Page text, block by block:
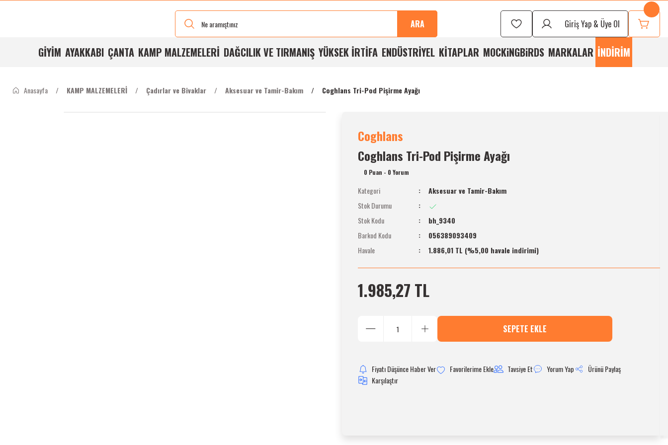
Ve Bedenleri
ile
Stoğumuzda
Buluşma
Kalite
Ücretsiz
Gün
İmkanı
ARA Giriş Yap & Üye Ol
GİYİM AYAKKABI ÇANTA KAMP MALZEMELERİ DAĞCILIK VE TIRMANIŞ YÜKSEK İRTİFA ENDÜSTRİYEL KİTAPLAR MOCKiNGBiRDS MARKALAR İNDİRİM
Anasayfa KAMP MALZEMELERİ Çadırlar ve Bivaklar Aksesuar ve Tamir-Bakım Coghlans Tri-Pod Pişirme Ayağı
Coghlans
Coghlans Tri-Pod Pişirme Ayağı
0 Puan - 0 Yorum
Kategori
Aksesuar ve Tamir-Bakım
Stok Durumu
Stok Kodu
bh_9340
Barkod Kodu
056389093409
Havale
1.886,01 TL (%5,00 havale indirimi)
1.985,27 TL
SEPETE EKLE
Fiyatı Düşünce Haber Ver Tavsiye Et Yorum Yap
Ürünü Paylaş
Karşılaştır